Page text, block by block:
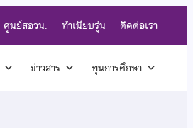
ศูนย์สอวน. ทำเนียบรุ่น ติดต่อเรา
ข่าวสาร ทุนการศึกษา